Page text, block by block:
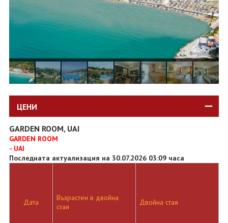
ПОСЛЕДВАЙТЕ НИ
ЦЕНИ
GARDEN ROOM, UAI
GARDEN ROOM
- UAI
Последната актуализация на 30.07.2026 03:09 часа
Дата
Възрастен в двойна
стая
Двойна стая